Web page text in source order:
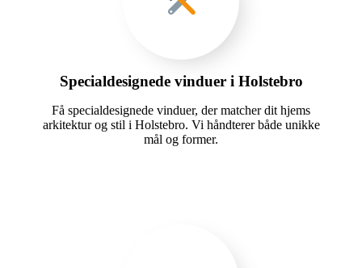
Specialdesignede vinduer i Holstebro
Få specialdesignede vinduer, der matcher dit hjems
arkitektur og stil i Holstebro. Vi håndterer både unikke
mål og former.